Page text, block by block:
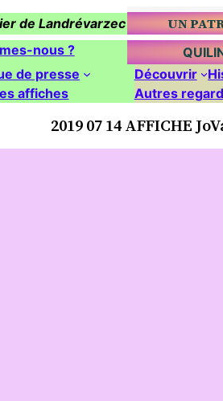
de Landrévarzec UN
nous ?
de presse
affiches
Découvrir
Autres
2019 07 14 AFFICHE